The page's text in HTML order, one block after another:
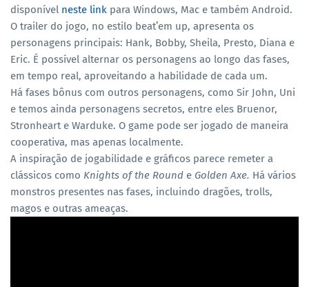
disponível neste link para Windows, Mac e também Android.
O trailer do jogo, no estilo beat’em up, apresenta os
personagens principais: Hank, Bobby, Sheila, Presto, Diana e
Eric. É possível alternar os personagens ao longo das fases,
em tempo real, aproveitando a habilidade de cada um.
Há fases bônus com outros personagens, como Sir John, Uni
e temos ainda personagens secretos, entre eles Bruenor,
Stronheart e Warduke. O game pode ser jogado de maneira
cooperativa, mas apenas localmente.
A inspiração de jogabilidade e gráficos parece remeter a
clássicos como Knights of the Round e Golden Axe. Há vários
monstros presentes nas fases, incluindo dragões, trolls,
magos e outras ameaças.